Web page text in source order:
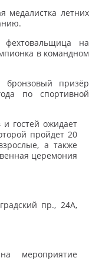
медалистка летних
фехтовальщица на
в командном
бронзовый призёр
по спортивной
гостей ожидает
пройдет 20
а также
церемония
пр., 24А,
мероприятие